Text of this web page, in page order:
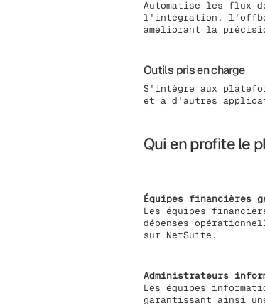
Automatise les flux
l'intégration,
améliorant la
Outils pris en charge
S'intègre aux
et à d'autres
Qui en profite le
Équipes financières
Les équipes
dépenses
sur NetSuite.
Administrateurs
Les équipes
garantissant ainsi